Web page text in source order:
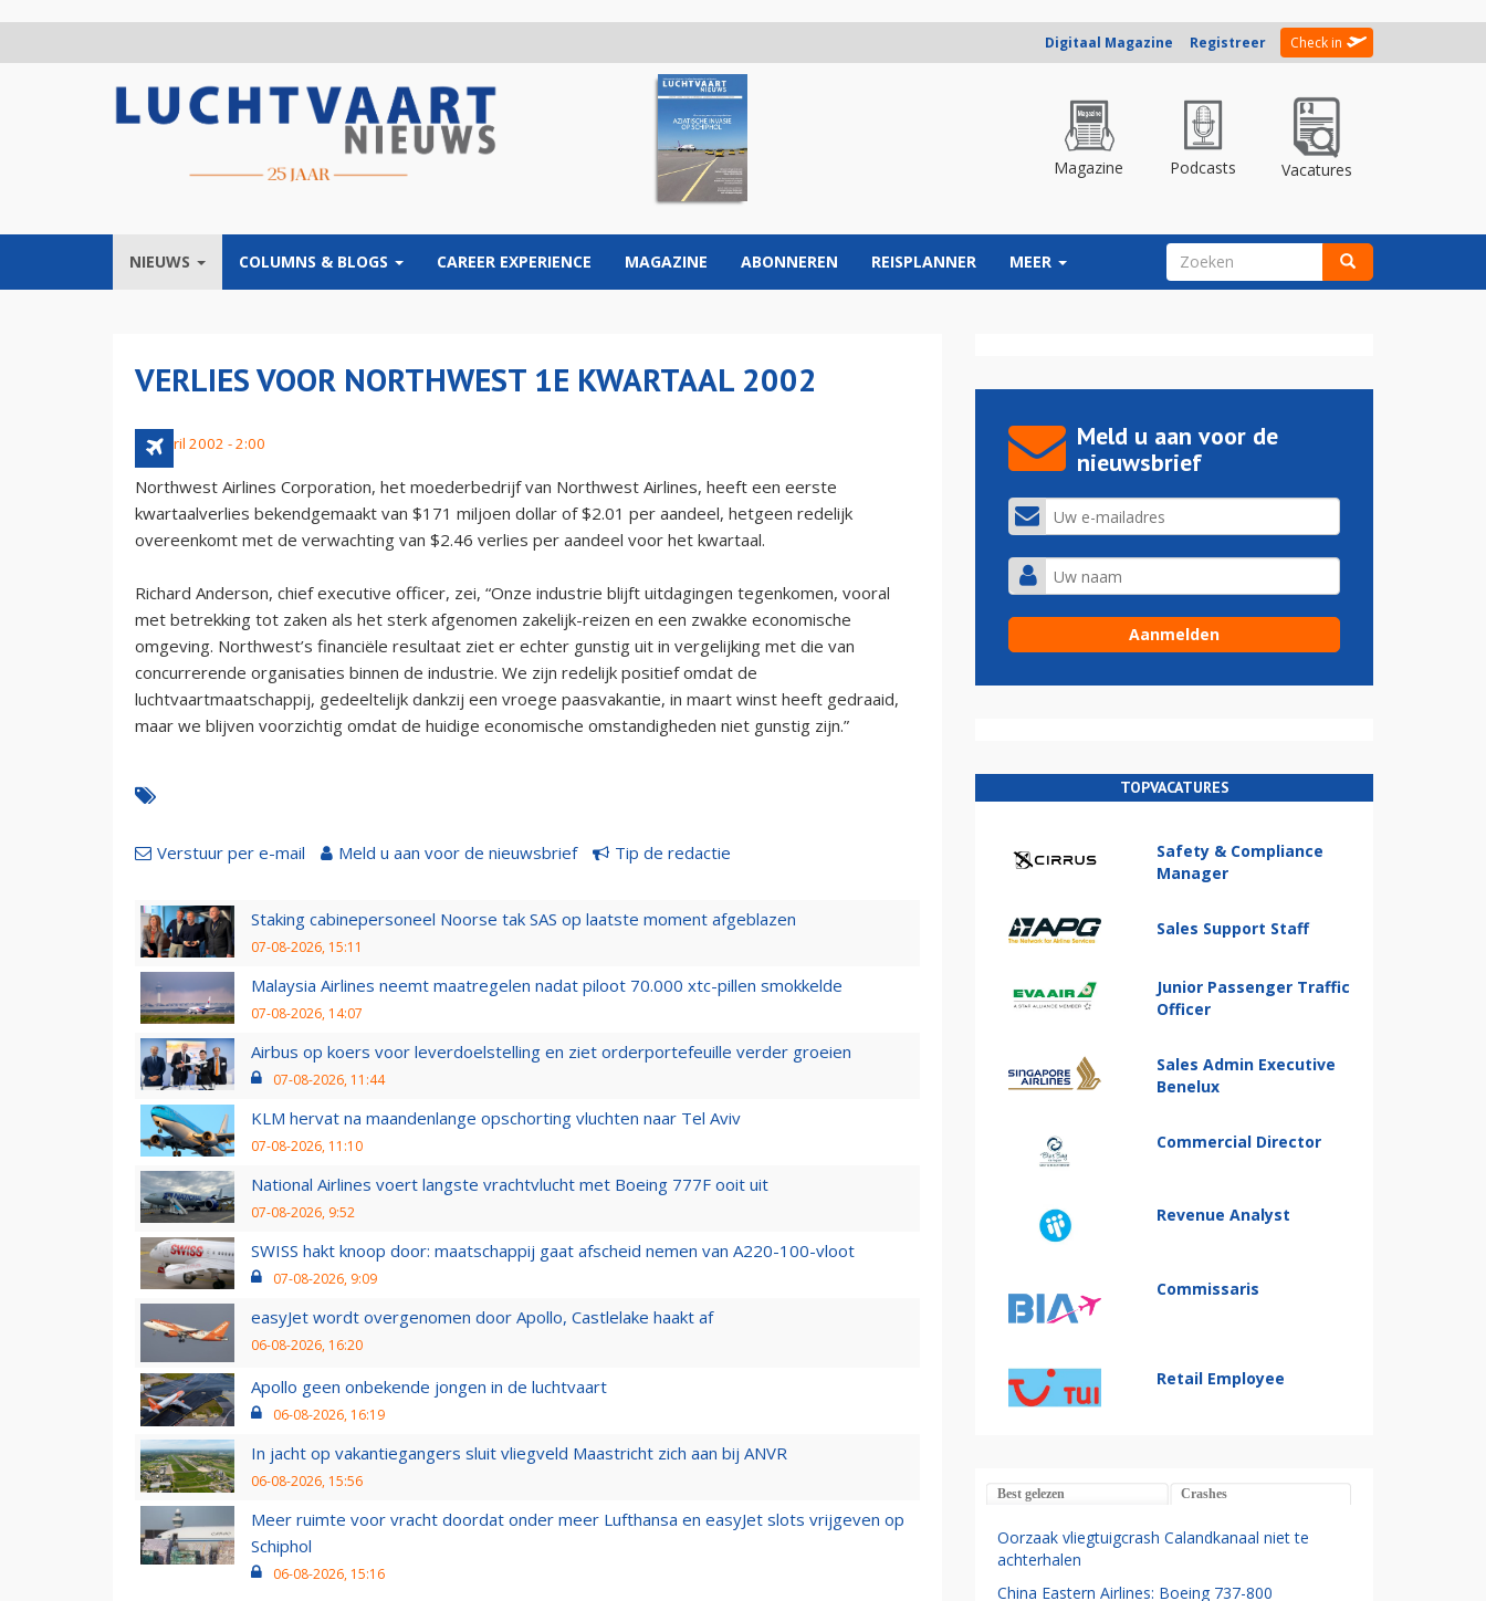
Digitaal Magazine Registreer Check in
Magazine Podcasts Vacatures
NIEUWS COLUMNS & BLOGS CAREER EXPERIENCE MAGAZINE ABONNEREN REISPLANNER MEER ZOEKVELD
VERLIES VOOR NORTHWEST 1E KWARTAAL 2002
19 april 2002 - 2:00
Northwest Airlines Corporation, het moederbedrijf van Northwest Airlines, heeft een eerste
kwartaalverlies bekendgemaakt van $171 miljoen dollar of $2.01 per aandeel, hetgeen redelijk
overeenkomt met de verwachting van $2.46 verlies per aandeel voor het kwartaal.
Richard Anderson, chief executive officer, zei, “Onze industrie blijft uitdagingen tegenkomen, vooral
met betrekking tot zaken als het sterk afgenomen zakelijk-reizen en een zwakke economische
omgeving. Northwest’s financiële resultaat ziet er echter gunstig uit in vergelijking met die van
concurrerende organisaties binnen de industrie. We zijn redelijk positief omdat de
luchtvaartmaatschappij, gedeeltelijk dankzij een vroege paasvakantie, in maart winst heeft gedraaid,
maar we blijven voorzichtig omdat de huidige economische omstandigheden niet gunstig zijn.”
Verstuur per e-mail Meld u aan voor de nieuwsbrief Tip de redactie
Staking cabinepersoneel Noorse tak SAS op laatste moment afgeblazen
07-08-2026, 15:11
Malaysia Airlines neemt maatregelen nadat piloot 70.000 xtc-pillen smokkelde
07-08-2026, 14:07
Airbus op koers voor leverdoelstelling en ziet orderportefeuille verder groeien
07-08-2026, 11:44
KLM hervat na maandenlange opschorting vluchten naar Tel Aviv
07-08-2026, 11:10
National Airlines voert langste vrachtvlucht met Boeing 777F ooit uit
07-08-2026, 9:52
SWISS hakt knoop door: maatschappij gaat afscheid nemen van A220-100-vloot
07-08-2026, 9:09
easyJet wordt overgenomen door Apollo, Castlelake haakt af
06-08-2026, 16:20
Apollo geen onbekende jongen in de luchtvaart
06-08-2026, 16:19
In jacht op vakantiegangers sluit vliegveld Maastricht zich aan bij ANVR
06-08-2026, 15:56
Meer ruimte voor vracht doordat onder meer Lufthansa en easyJet slots vrijgeven op
Schiphol
06-08-2026, 15:16
Meld u aan voor de
nieuwsbrief
TOPVACATURES
Safety & Compliance
Manager
Sales Support Staff
Junior Passenger Traffic
Officer
Sales Admin Executive
Benelux
Commercial Director
Revenue Analyst
Commissaris
Retail Employee
Best gelezen Crashes
Oorzaak vliegtuigcrash Calandkanaal niet te
achterhalen
China Eastern Airlines: Boeing 737-800